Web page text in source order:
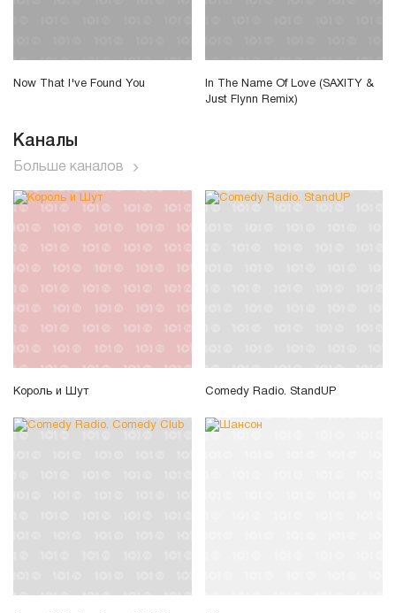
Now That I've Found You
In The Name Of Love (SAXITY &
Just Flynn Remix)
Каналы
Больше каналов
Король и Шут Comedy Radio. StandUP